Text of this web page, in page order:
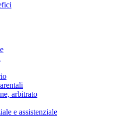
arbitrato
e assistenziale